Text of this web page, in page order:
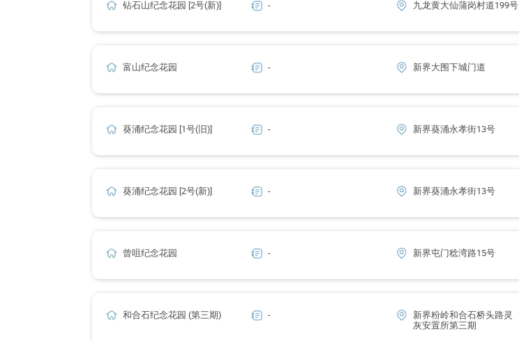
钻石山纪念花园 [2号(新)] - 九龙黄大仙蒲岗村道199号
富山纪念花园 - 新界大围下城门道
葵涌纪念花园 [1号(旧)] - 新界葵涌永孝街13号
葵涌纪念花园 [2号(新)] - 新界葵涌永孝街13号
曾咀纪念花园 - 新界屯门稔湾路15号
和合石纪念花园 (第三期) -
新界粉岭和合石桥头路灵
灰安置所第三期